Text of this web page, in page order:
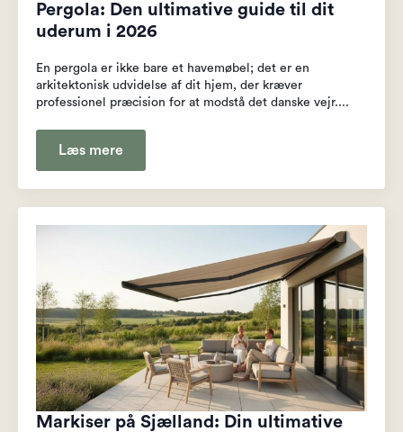
Pergola: Den ultimative guide til dit
uderum i 2026
En pergola er ikke bare et havemøbel; det er en
arkitektonisk udvidelse af dit hjem, der kræver
professionel præcision for at modstå det danske vejr....
Læs mere
Markiser på Sjælland: Din ultimative